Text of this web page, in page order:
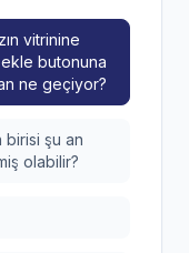
vitrinine
butonuna
ne geçiyor?
birisi şu an
olabilir?